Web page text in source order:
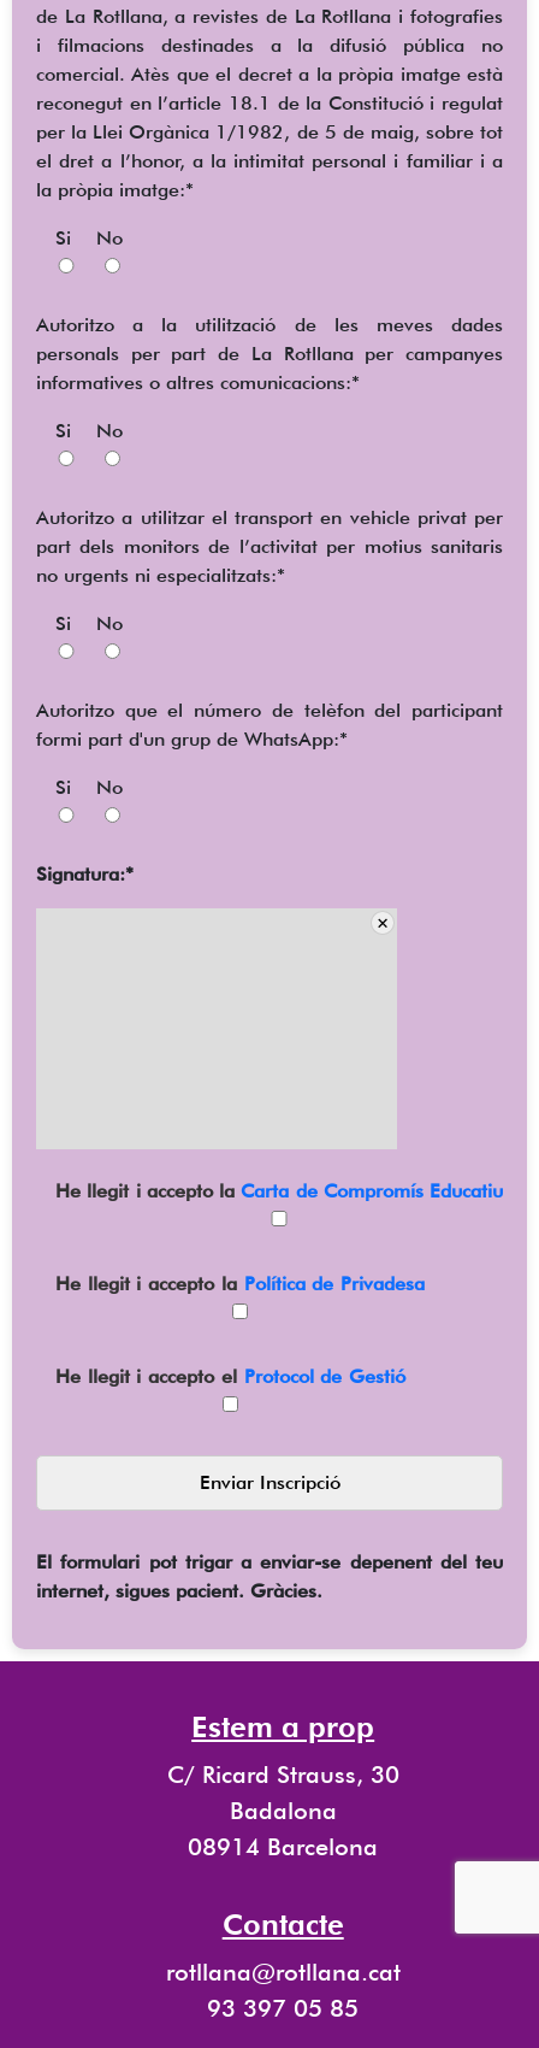
de La Rotllana, a revistes de La Rotllana i fotografies
i filmacions destinades a la difusió pública no
comercial. Atès que el decret a la pròpia imatge està
reconegut en l’article 18.1 de la Constitució i regulat
per la Llei Orgànica 1/1982, de 5 de maig, sobre tot
el dret a l’honor, a la intimitat personal i familiar i a
la pròpia imatge:*
Si No
Autoritzo a la utilització de les meves dades
personals per part de La Rotllana per campanyes
informatives o altres comunicacions:*
Si No
Autoritzo a utilitzar el transport en vehicle privat per
part dels monitors de l’activitat per motius sanitaris
no urgents ni especialitzats:*
Si No
Autoritzo que el número de telèfon del participant
formi part d'un grup de WhatsApp:*
Si No
Signatura:*
He llegit i accepto laCarta de Compromís Educatiu
He llegit i accepto la Política de Privadesa
He llegit i accepto el Protocol de Gestió
El formulari pot trigar a enviar-se depenent del teu
internet, sigues pacient. Gràcies.
Estem a prop
C/ Ricard Strauss, 30
Badalona
08914 Barcelona
Contacte
rotllana@rotllana.cat
93 397 05 85